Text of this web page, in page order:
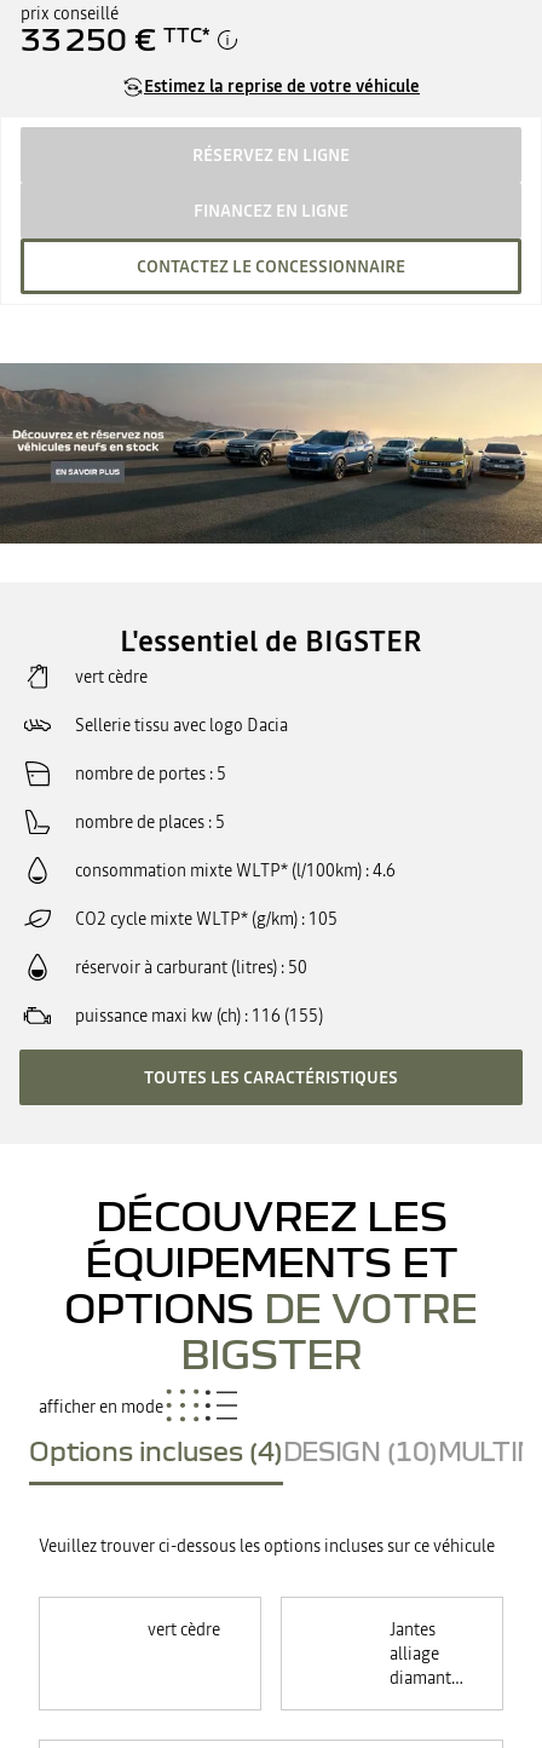
prix conseillé
33 250 € TTC*
Estimez la reprise de votre véhicule
RÉSERVEZ EN LIGNE
FINANCEZ EN LIGNE
CONTACTEZ LE CONCESSIONNAIRE
L'essentiel de BIGSTER
vert cèdre
Sellerie tissu avec logo Dacia
nombre de portes 5
nombre de places 5
consommation mixte WLTP* (l/100km) 4.6
CO2 cycle mixte WLTP* (g/km) 105
réservoir à carburant (litres) 50
puissance maxi kw (ch) 116 (155)
TOUTES LES CARACTÉRISTIQUES
DÉCOUVREZ LES
ÉQUIPEMENTS ET
OPTIONS DE VOTRE
BIGSTER
afficher en mode
Options incluses (4)DESIGN (10)
Veuillez trouver ci-dessous les options incluses sur ce véhicule
vert cèdre
Jantes
alliage
diamantées